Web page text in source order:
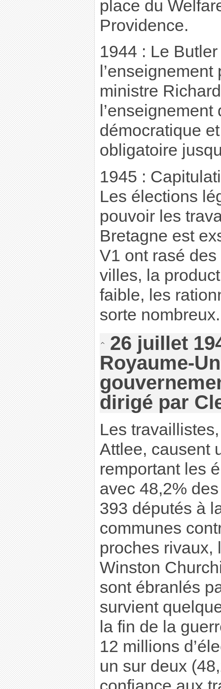
place du
Providence.
1944 : Le
ministre
démocratique
obligatoire
1945 :
Les élections
pouvoir les
Bretagne est
V1 ont rasé
villes, la
faible, les
sorte nombreux.
26 juillet
Royaume-
dirigé par
Les
Attlee, causent
remportant les
avec 48,2%
393 députés à
communes
proches rivaux,
Winston
sont ébranlés
survient
la fin de la
12 millions
un sur deux